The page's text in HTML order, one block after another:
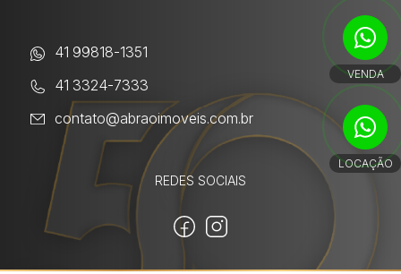
41 99818-1351
41 3324-7333
contato@abraoimoveis.com.br
REDES SOCIAIS
VENDA
LOCAÇÃO